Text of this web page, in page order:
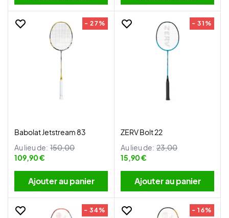
- 27%
Babolat Jetstream 83
Au lieu de: 150,00
109,90 €
Ajouter au panier
- 31%
ZERV Bolt 22
Au lieu de: 23,00
15,90 €
Ajouter au panier
- 34% - 16%